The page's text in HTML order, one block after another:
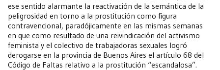
ese sentido alarmante la reactivación de la semántica de la
peligrosidad en torno a la prostitución como figura
contravencional, paradójicamente en las mismas semanas
en que como resultado de una reivindicación del activismo
feminista y el colectivo de trabajadoras sexuales logró
derogarse en la provincia de Buenos Aires el artículo 68 del
Código de Faltas relativo a la prostitución “escandalosa”.